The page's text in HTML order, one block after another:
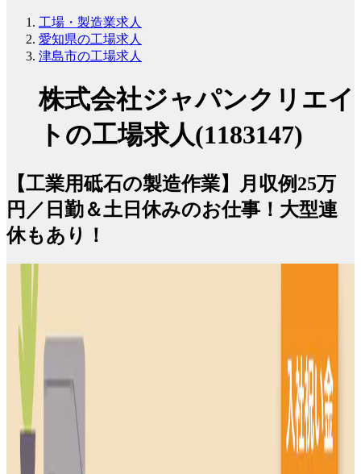
工場・製造業求人
愛知県の工場求人
津島市の工場求人
株式会社ジャパンクリエイ
トの工場求人(1183147)
【工業用砥石の製造作業】月収例25万
円／日勤＆土日休みのお仕事！大型連
休もあり！